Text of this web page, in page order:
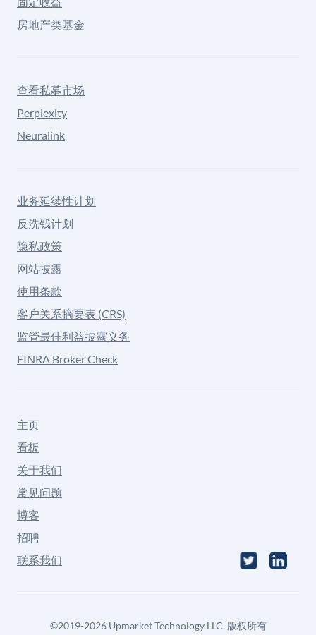
房地产类基金
查看私募市场
Perplexity
Neuralink
业务延续性计划
反洗钱计划
隐私政策
网站披露
使用条款
客户关系摘要表 (CRS)
监管最佳利益披露义务
FINRA Broker Check
主页
看板
关于我们
常见问题
博客
招聘
联系我们
©2019-2026Upmarket Technology LLC. 版权所有